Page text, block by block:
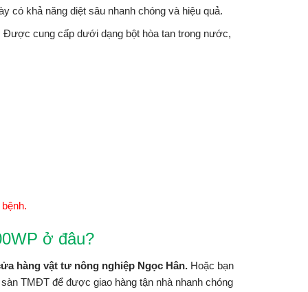
có khả năng diệt sâu nhanh chóng và hiệu quả.
cung cấp dưới dạng bột hòa tan trong nước,
ở đâu?
hàng vật tư nông nghiệp Ngọc Hân. Hoặc bạn
TMĐT để được giao hàng tận nhà nhanh chóng